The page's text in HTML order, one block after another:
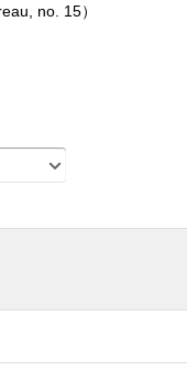
no. 15）